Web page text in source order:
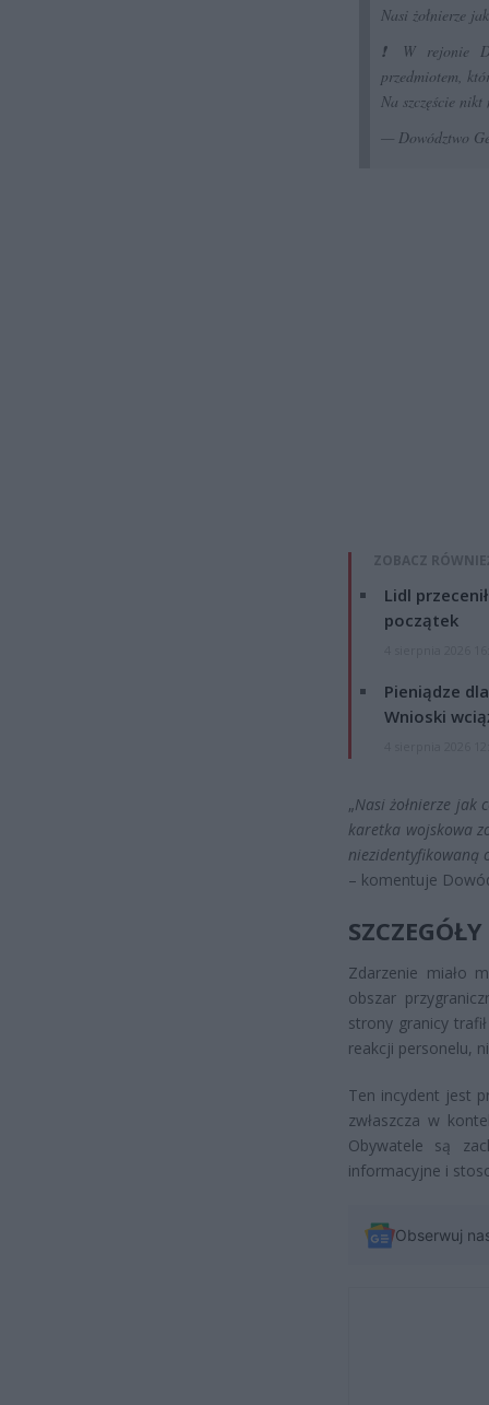
Nasi żołnierze
❗ W rejonie
przedmiotem,
Na szczęście nikt
— Dowództwo
ZOBACZ
Lidl
początek
Pieniądze
Wnioski
„Nasi żołnierze jak
karetka wojskowa
niezidentyfikowaną
– komentuje
Zdarzenie miało
obszar
strony granicy
reakcji personelu,
Ten incydent jest
zwłaszcza w
Obywatele są
informacyjne i
Obserwuj